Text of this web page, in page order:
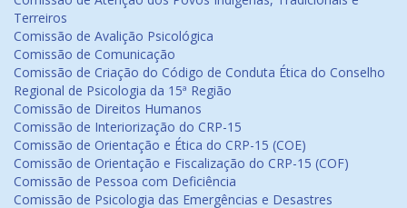
Terreiros
Comissão de Avalição Psicológica
Comissão de Comunicação
Comissão de Criação do Código de Conduta Ética do Conselho
Regional de Psicologia da 15ª Região
Comissão de Direitos Humanos
Comissão de Interiorização do CRP-15
Comissão de Orientação e Ética do CRP-15 (COE)
Comissão de Orientação e Fiscalização do CRP-15 (COF)
Comissão de Pessoa com Deficiência
Comissão de Psicologia das Emergências e Desastres